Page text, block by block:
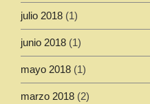
julio 2018 (1)
junio 2018 (1)
mayo 2018 (1)
marzo 2018 (2)